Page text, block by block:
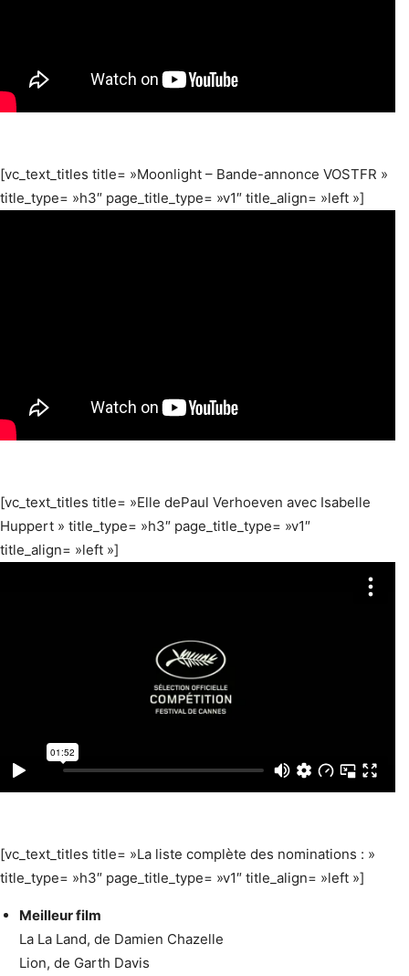
[vc_text_titles title= »Moonlight – Bande-annonce VOSTFR »
title_type= »h3″ page_title_type= »v1″ title_align= »left »]
[vc_text_titles title= »Elle dePaul Verhoeven avec Isabelle
Huppert » title_type= »h3″ page_title_type= »v1″
title_align= »left »]
[vc_text_titles title= »La liste complète des nominations : »
title_type= »h3″ page_title_type= »v1″ title_align= »left »]
Meilleur film
La La Land, de Damien Chazelle
Lion, de Garth Davis